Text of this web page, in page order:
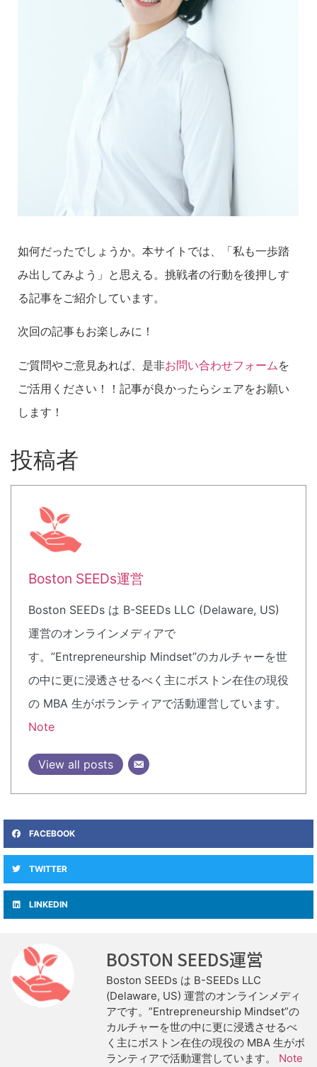
如何だったでしょうか。本サイトでは、「私も一歩踏
み出してみよう」と思える。挑戦者の行動を後押しす
る記事をご紹介しています。
次回の記事もお楽しみに！
ご質問やご意見あれば、是非お問い合わせフォーム を
ご活用ください！！記事が良かったらシェアをお願い
します！
投稿者
Boston SEEDs運営
Boston SEEDs は B-SEEDs LLC (Delaware, US)
運営のオンラインメディアで
す。”Entrepreneurship Mindset”のカルチャーを世
の中に更に浸透させるべく主にボストン在住の現役
の MBA 生がボランティアで活動運営しています。
Note
View all posts
FACEBOOK
TWITTER
LINKEDIN
BOSTON SEEDS運営
Boston SEEDs は B-SEEDs LLC
(Delaware, US) 運営のオンラインメディ
アです。”Entrepreneurship Mindset”の
カルチャーを世の中に更に浸透させるべ
く主にボストン在住の現役の MBA 生がボ
ランティアで活動運営しています。 Note